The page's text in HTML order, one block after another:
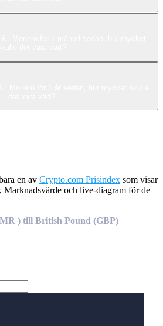
en av Crypto.com Prisindex som visar
Marknadsvärde och live-diagram för de
) till British Pound (GBP)